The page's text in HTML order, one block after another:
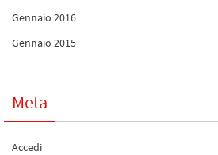
Gennaio 2016
Gennaio 2015
Meta
Accedi